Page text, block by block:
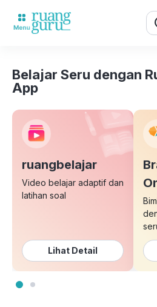
Belajar Seru dengan
App
ruangbelajar
Video belajar adaptif dan
latihan soal
Lihat Detail